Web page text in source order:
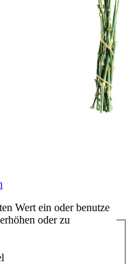
Wert ein oder benutze
oder zu